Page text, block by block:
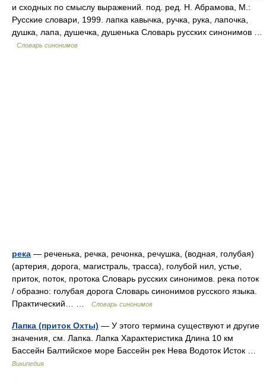
и сходных по смыслу выражений. под. ред. Н. Абрамова, М.:
Русские словари, 1999. лапка кавычка, ручка, рука, лапочка,
душка, лапа, душечка, душенька Словарь русских синонимов …
Словарь синонимов
река — реченька, речка, речонка, речушка, (водная, голубая)
(артерия, дорога, магистраль, трасса), голубой нил, устье,
приток, поток, протока Словарь русских синонимов. река поток
/ образно: голубая дорога Словарь синонимов русского языка.
Практический… …
Словарь синонимов
Лапка (приток Охты) — У этого термина существуют и другие
значения, см. Лапка. Лапка Характеристика Длина 10 км
Бассейн Балтийское море Бассейн рек Нева Водоток Исток …
Википедия